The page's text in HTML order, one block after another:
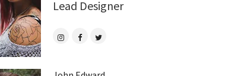
Lead Designer